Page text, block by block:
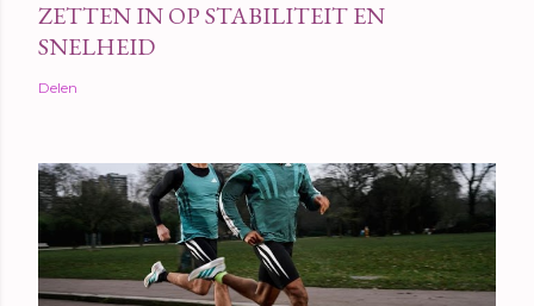
ZETTEN IN OP STABILITEIT EN
SNELHEID
Delen